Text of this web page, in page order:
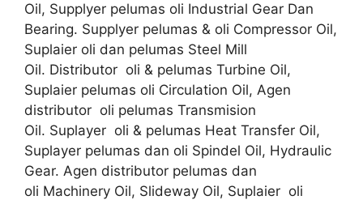
Oil, Supplyer pelumas oli Industrial Gear Dan
Bearing. Supplyer pelumas & oli Compressor Oil,
Suplaier oli dan pelumas Steel Mill
Oil. Distributor oli & pelumas Turbine Oil,
Suplaier pelumas oli Circulation Oil, Agen
distributor oli pelumas Transmision
Oil. Suplayer oli & pelumas Heat Transfer Oil,
Suplayer pelumas dan oli Spindel Oil, Hydraulic
Gear. Agen distributor pelumas dan
oli Machinery Oil, Slideway Oil, Suplaier oli